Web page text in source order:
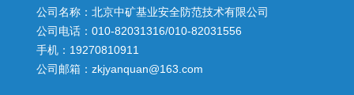
公司名称：北京中矿基业安全防范技术有限公司
公司电话：010-82031316/010-82031556
手机：19270810911
公司邮箱：zkjyanquan@163.com